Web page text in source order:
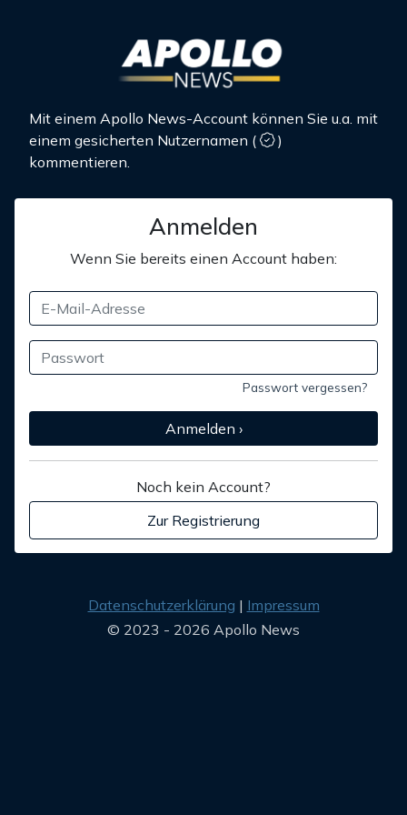
Mit einem Apollo News-Account können Sie u.a. mit
einem gesicherten Nutzernamen (
)
kommentieren.
Anmelden
Wenn Sie bereits einen Account haben:
Passwort vergessen?
Anmelden ›
Noch kein Account?
Zur Registrierung
Datenschutzerklärung
Impressum
© 2023 - 2026 Apollo News